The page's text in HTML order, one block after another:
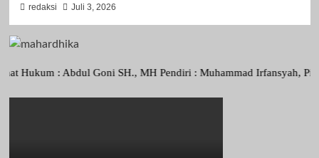
redaksi Juli 3, 2026
: Abdul Goni SH., MH Pendiri : Muhammad Irfansyah, Pimpinan